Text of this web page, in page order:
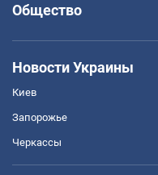
Общество
Новости Украины
Киев
Запорожье
Черкассы